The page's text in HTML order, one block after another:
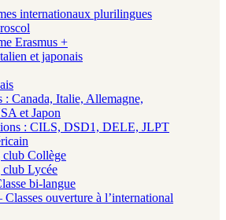
internationaux plurilingues
Erasmus +
et japonais
: Canada, Italie, Allemagne,
et Japon
: CILS, DSD1, DELE, JLPT
club Collège
Lycée
bi-langue
Classes ouverture à l’international